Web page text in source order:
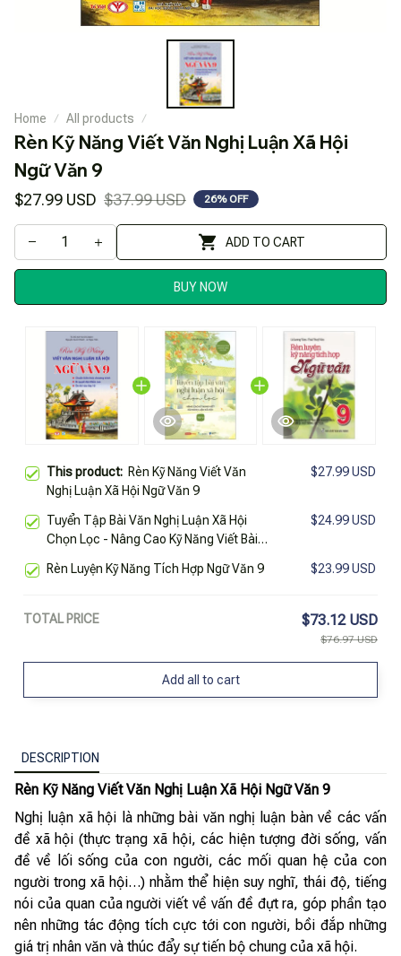
Home All products
Rèn Kỹ Năng Viết Văn Nghị Luận Xã Hội
Ngữ Văn 9
$27.99 USD $37.99 USD 26% OFF
ADD TO CART
BUY NOW
This product: Rèn Kỹ Năng Viết Văn
Nghị Luận Xã Hội Ngữ Văn 9
$27.99 USD
Tuyển Tập Bài Văn Nghị Luận Xã Hội
Chọn Lọc - Nâng Cao Kỹ Năng Viết Bài
$24.99 USD
Rèn Luyện Kỹ Năng Tích Hợp Ngữ Văn 9 $23.99 USD
TOTAL PRICE $73.12 USD
$76.97 USD
Add all to cart
DESCRIPTION
Rèn Kỹ Năng Viết Văn Nghị Luận Xã Hội Ngữ Văn 9
Nghị luận xã hội là những bài văn nghị luận bàn về các vấn
đề xã hội (thực trạng xã hội, các hiện tượng đời sống, vấn
đề về lối sống của con người, các mối quan hệ của con
người trong xã hội…) nhằm thể hiện suy nghĩ, thái độ, tiếng
nói của quan của người viết về vấn đề đựt ra, góp phần tạo
nên những tác động tích cực tới con người, bồi đắp những
giá trị nhân văn và thúc đẩy sự tiến bộ chung của xã hội.